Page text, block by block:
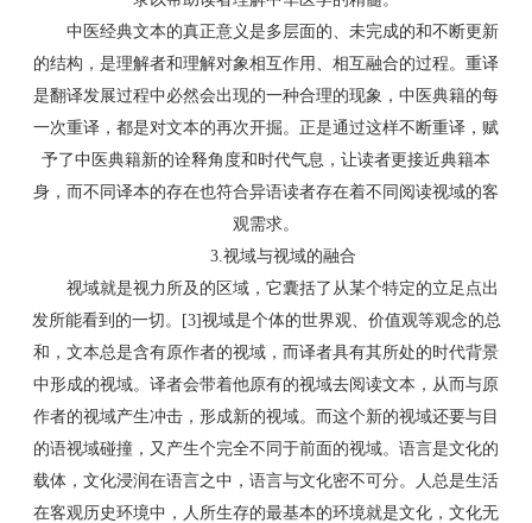
中医经典文本的真正意义是多层面的、未完成的和不断更新
的结构，是理解者和理解对象相互作用、相互融合的过程。重译
是翻译发展过程中必然会出现的一种合理的现象，中医典籍的每
一次重译，都是对文本的再次开掘。正是通过这样不断重译，赋
予了中医典籍新的诠释角度和时代气息，让读者更接近典籍本
身，而不同译本的存在也符合异语读者存在着不同阅读视域的客
观需求。
3.视域与视域的融合
视域就是视力所及的区域，它囊括了从某个特定的立足点出
发所能看到的一切。[3]视域是个体的世界观、价值观等观念的总
和，文本总是含有原作者的视域，而译者具有其所处的时代背景
中形成的视域。译者会带着他原有的视域去阅读文本，从而与原
作者的视域产生冲击，形成新的视域。而这个新的视域还要与目
的语视域碰撞，又产生个完全不同于前面的视域。语言是文化的
载体，文化浸润在语言之中，语言与文化密不可分。人总是生活
在客观历史环境中，人所生存的最基本的环境就是文化，文化无